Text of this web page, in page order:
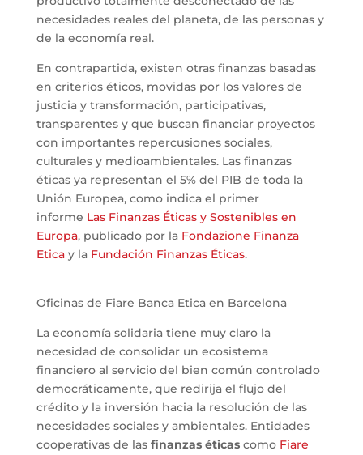
necesidades reales del planeta, de las personas y
de la economía real.
En contrapartida, existen otras finanzas basadas
en criterios éticos, movidas por los valores de
justicia y transformación, participativas,
transparentes y que buscan financiar proyectos
con importantes repercusiones sociales,
culturales y medioambientales. Las finanzas
éticas ya representan el 5% del PIB de toda la
Unión Europea, como indica el primer
informe Las Finanzas Éticas y Sostenibles en
Europa, publicado por la Fondazione Finanza
Eticay la Fundación Finanzas Éticas.
Oficinas de Fiare Banca Etica en Barcelona
La economía solidaria tiene muy claro la
necesidad de consolidar un ecosistema
financiero al servicio del bien común controlado
democráticamente, que redirija el flujo del
crédito y la inversión hacia la resolución de las
necesidades sociales y ambientales. Entidades
cooperativas de las finanzas éticascomo Fiare